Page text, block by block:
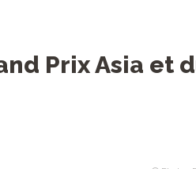
Prix Asia et